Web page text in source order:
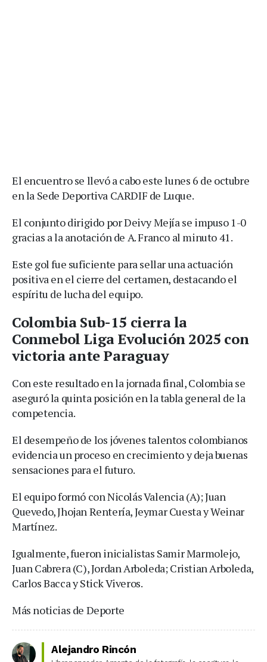
El encuentro se llevó a cabo este lunes 6 de octubre
en la Sede Deportiva CARDIF de Luque.
El conjunto dirigido por Deivy Mejía se impuso 1-0
gracias a la anotación de A. Franco al minuto 41.
Este gol fue suficiente para sellar una actuación
positiva en el cierre del certamen, destacando el
espíritu de lucha del equipo.
Colombia Sub-15 cierra la
Conmebol Liga Evolución 2025 con
victoria ante Paraguay
Con este resultado en la jornada final, Colombia se
aseguró la quinta posición en la tabla general de la
competencia.
El desempeño de los jóvenes talentos colombianos
evidencia un proceso en crecimiento y deja buenas
sensaciones para el futuro.
El equipo formó con Nicolás Valencia (A); Juan
Quevedo, Jhojan Rentería, Jeymar Cuesta y Weinar
Martínez.
Igualmente, fueron inicialistas Samir Marmolejo,
Juan Cabrera (C), Jordan Arboleda; Cristian Arboleda,
Carlos Bacca y Stick Viveros.
Más noticias de Deporte
Alejandro Rincón